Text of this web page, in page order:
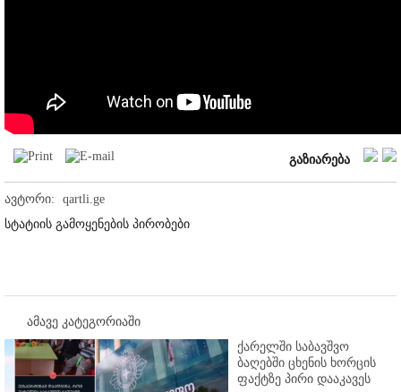
გაზიარება
ავტორი:
qartli.ge
სტატიის გამოყენების პირობები
ამავე კატეგორიაში
ქარელში საბავშვო
ბაღებში ცხენის ხორცის
ფაქტზე პირი დააკავეს